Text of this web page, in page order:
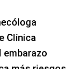
Clínica
embarazo